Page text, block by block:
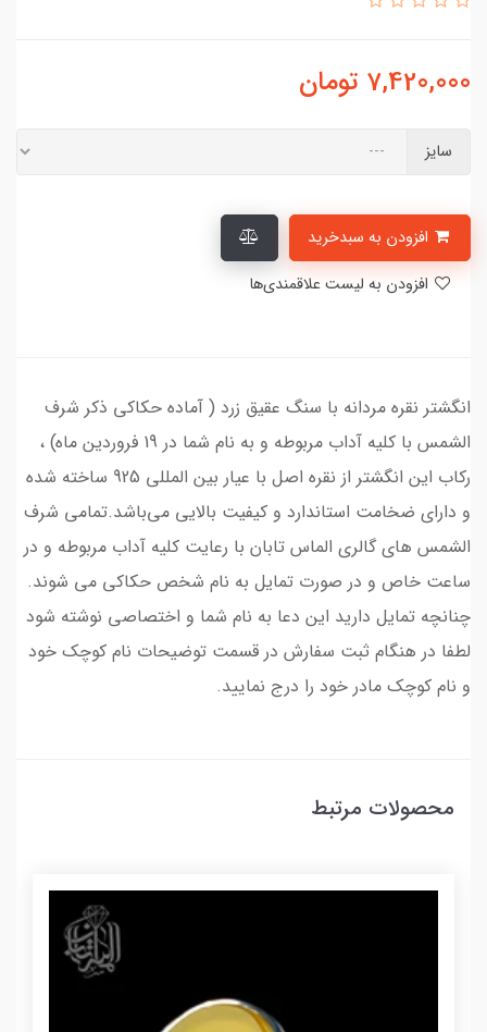
7,420,000 تومان
سایز
انگشتر نقره مردانه با سنگ عقیق زرد ( آماده حکاکی ذکر شرف
الشمس با کلیه آداب مربوطه و به نام شما در 19 فروردین ماه) ،
رکاب این انگشتر از نقره اصل با عیار بین المللی 925 ساخته شده
و دارای ضخامت استاندارد و کیفیت بالایی می‌باشد.تمامی شرف
الشمس های گالری الماس تابان با رعایت کلیه آداب مربوطه و در
ساعت خاص و در صورت تمایل به نام شخص حکاکی می شوند.
چنانچه تمایل دارید این دعا به نام شما و اختصاصی نوشته شود
لطفا در هنگام ثبت سفارش در قسمت توضیحات نام کوچک خود
و نام کوچک مادر خود را درج نمایید.
محصولات مرتبط